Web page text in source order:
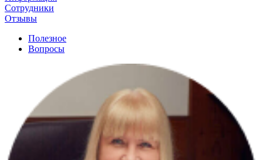
Сотрудники
Отзывы
Полезное
Вопросы